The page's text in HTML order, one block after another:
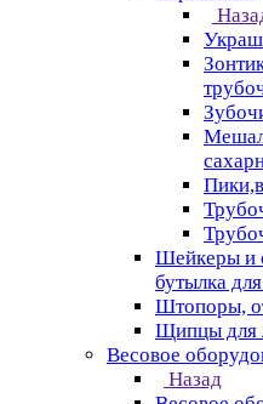
Шейкеры и
бутылка
Штопоры,
Щипцы для
Весовое
Назад